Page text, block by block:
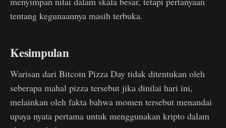
tentang kegunaannya masih terbuka.
Kesimpulan
Warisan dari Bitcoin Pizza Day tidak ditentukan oleh
seberapa mahal pizza tersebut jika dinilai hari ini,
melainkan oleh fakta bahwa momen tersebut menandai
upaya nyata pertama untuk menggunakan kripto dalam